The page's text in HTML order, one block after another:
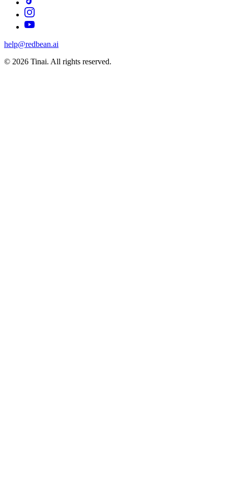
help@redbean.ai
© 2026 Tinai. All rights reserved.